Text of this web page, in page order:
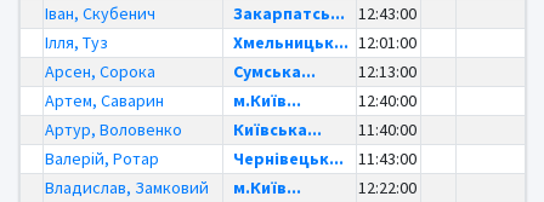
Іван, Скубенич
Закарпатсь...
12:43:00
Ілля, Туз
Хмельницьк... 12:01:00
Арсен, Сорока
Сумська...
12:13:00
Артем, Саварин
м.Київ...
12:40:00
Артур, Воловенко
Київська...
11:40:00
Валерій, Ротар
Чернівецьк...
11:43:00
Владислав, Замковий
м.Київ...
12:22:00